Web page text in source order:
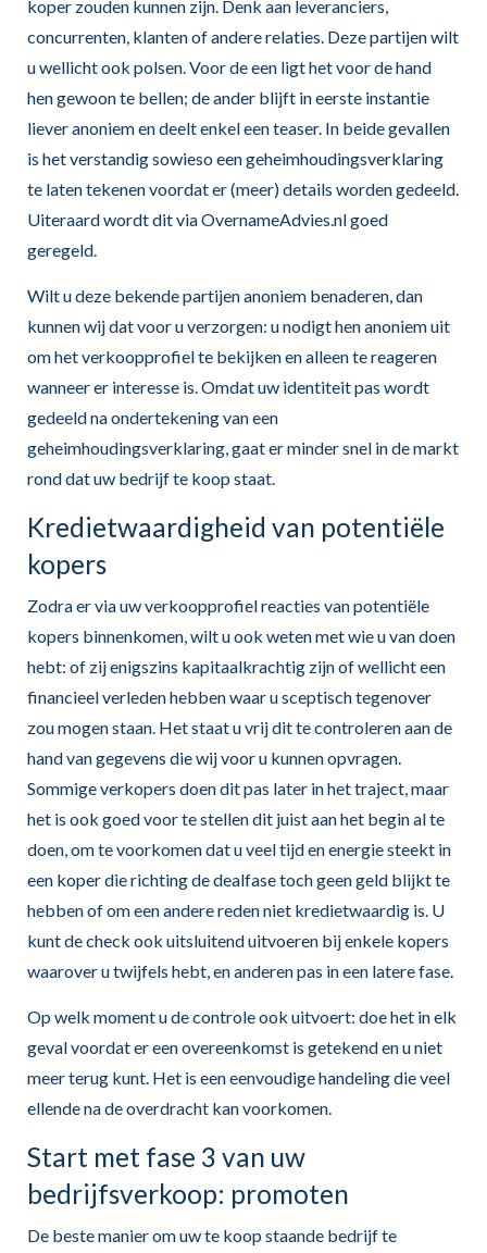
koper zouden kunnen zijn. Denk aan leveranciers,
concurrenten, klanten of andere relaties. Deze partijen wilt
u wellicht ook polsen. Voor de een ligt het voor de hand
hen gewoon te bellen; de ander blijft in eerste instantie
liever anoniem en deelt enkel een teaser. In beide gevallen
is het verstandig sowieso een geheimhoudingsverklaring
te laten tekenen voordat er (meer) details worden gedeeld.
Uiteraard wordt dit via OvernameAdvies.nl goed
geregeld.
Wilt u deze bekende partijen anoniem benaderen, dan
kunnen wij dat voor u verzorgen: u nodigt hen anoniem uit
om het verkoopprofiel te bekijken en alleen te reageren
wanneer er interesse is. Omdat uw identiteit pas wordt
gedeeld na ondertekening van een
geheimhoudingsverklaring, gaat er minder snel in de markt
rond dat uw bedrijf te koop staat.
Kredietwaardigheid van potentiële
kopers
Zodra er via uw verkoopprofiel reacties van potentiële
kopers binnenkomen, wilt u ook weten met wie u van doen
hebt: of zij enigszins kapitaalkrachtig zijn of wellicht een
financieel verleden hebben waar u sceptisch tegenover
zou mogen staan. Het staat u vrij dit te controleren aan de
hand van gegevens die wij voor u kunnen opvragen.
Sommige verkopers doen dit pas later in het traject, maar
het is ook goed voor te stellen dit juist aan het begin al te
doen, om te voorkomen dat u veel tijd en energie steekt in
een koper die richting de dealfase toch geen geld blijkt te
hebben of om een andere reden niet kredietwaardig is. U
kunt de check ook uitsluitend uitvoeren bij enkele kopers
waarover u twijfels hebt, en anderen pas in een latere fase.
Op welk moment u de controle ook uitvoert: doe het in elk
geval voordat er een overeenkomst is getekend en u niet
meer terug kunt. Het is een eenvoudige handeling die veel
ellende na de overdracht kan voorkomen.
Start met fase 3 van uw
bedrijfsverkoop: promoten
De beste manier om uw te koop staande bedrijf te